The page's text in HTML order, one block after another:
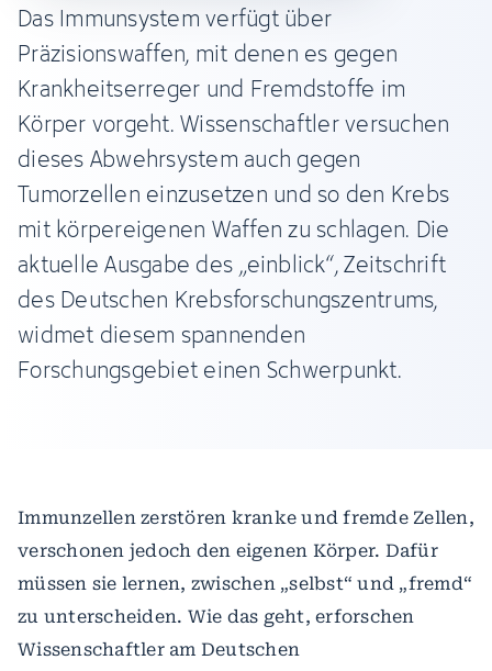
Das Immunsystem verfügt über
Präzisionswaffen, mit denen es gegen
Krankheitserreger und Fremdstoffe im
Körper vorgeht. Wissenschaftler versuchen
dieses Abwehrsystem auch gegen
Tumorzellen einzusetzen und so den Krebs
mit körpereigenen Waffen zu schlagen. Die
aktuelle Ausgabe des „einblick“, Zeitschrift
des Deutschen Krebsforschungszentrums,
widmet diesem spannenden
Forschungsgebiet einen Schwerpunkt.
Immunzellen zerstören kranke und fremde Zellen,
verschonen jedoch den eigenen Körper. Dafür
müssen sie lernen, zwischen „selbst“ und „fremd“
zu unterscheiden. Wie das geht, erforschen
Wissenschaftler am Deutschen